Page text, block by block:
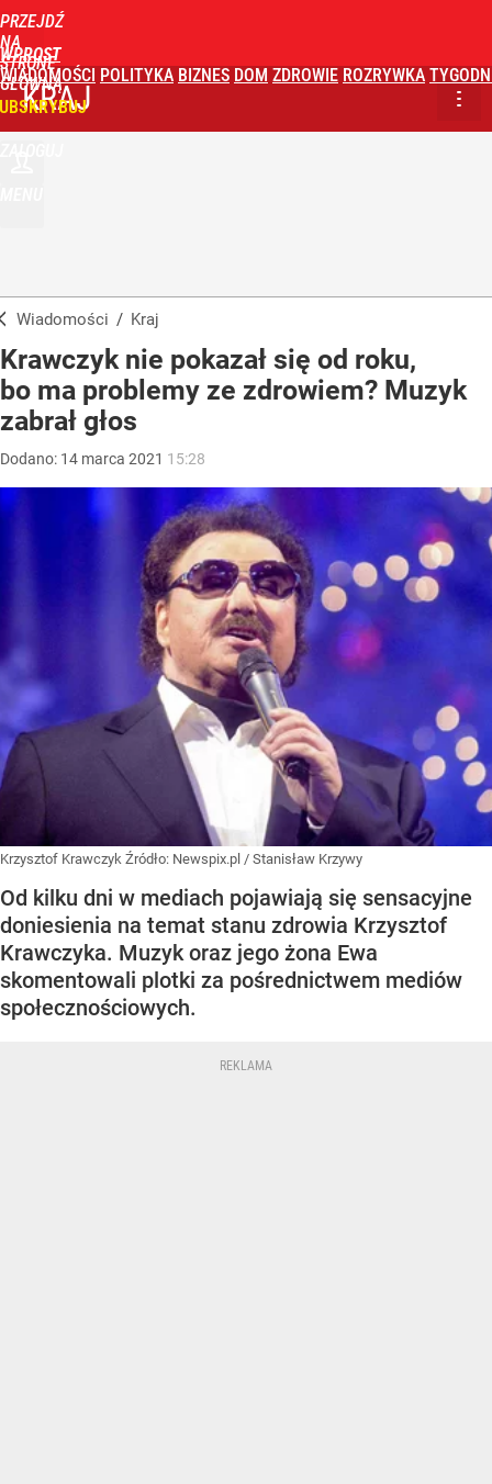
PRZEJDŹ
NA
STRONĘ
GŁÓWNĄ
WPROST
WIADOMOŚCI POLITYKA BIZNES DOM ZDROWIE ROZRYWKA
KRAJ
Wiadomości / Kraj
Krawczyk nie pokazał się od roku,
bo ma problemy ze zdrowiem? Muzyk
zabrał głos
Dodano: 14 marca 2021 15:28
Krzysztof Krawczyk Źródło: Newspix.pl / Stanisław Krzywy
Od kilku dni w mediach pojawiają się sensacyjne
doniesienia na temat stanu zdrowia Krzysztof
Krawczyka. Muzyk oraz jego żona Ewa
skomentowali plotki za pośrednictwem mediów
społecznościowych.